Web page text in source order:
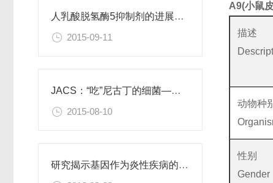
人乳酸脱氢酶5抑制剂的进展：癌症化疗的新希望
2015-09-11
JACS：“吃”尼古丁的细菌——戒烟新方法
2015-08-10
研究揭示基因作为炎性疾病的主要原因
A9(小鼠
描述
动物种
性别
Gender